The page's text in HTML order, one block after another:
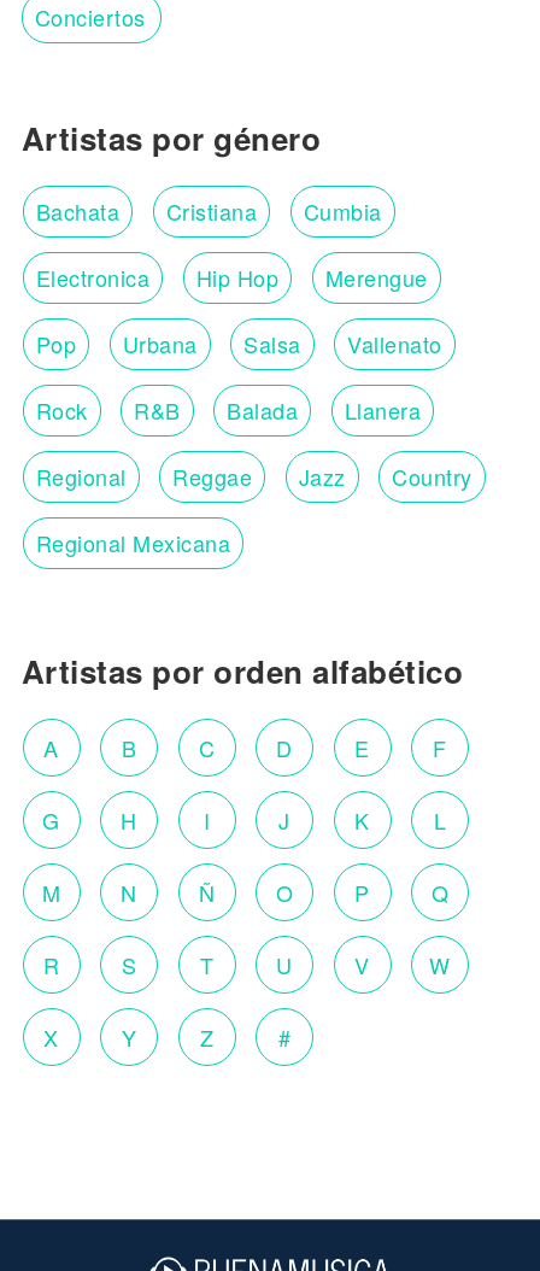
Conciertos
Artistas por género
Bachata Cristiana Cumbia
Electronica Hip Hop Merengue
Pop Urbana Salsa Vallenato
Rock R&B Balada Llanera
Regional Reggae Jazz Country
Regional Mexicana
Artistas por orden alfabético
A B C D E F
G H I J K L
M N Ñ O P Q
R S T U V W
X Y Z #